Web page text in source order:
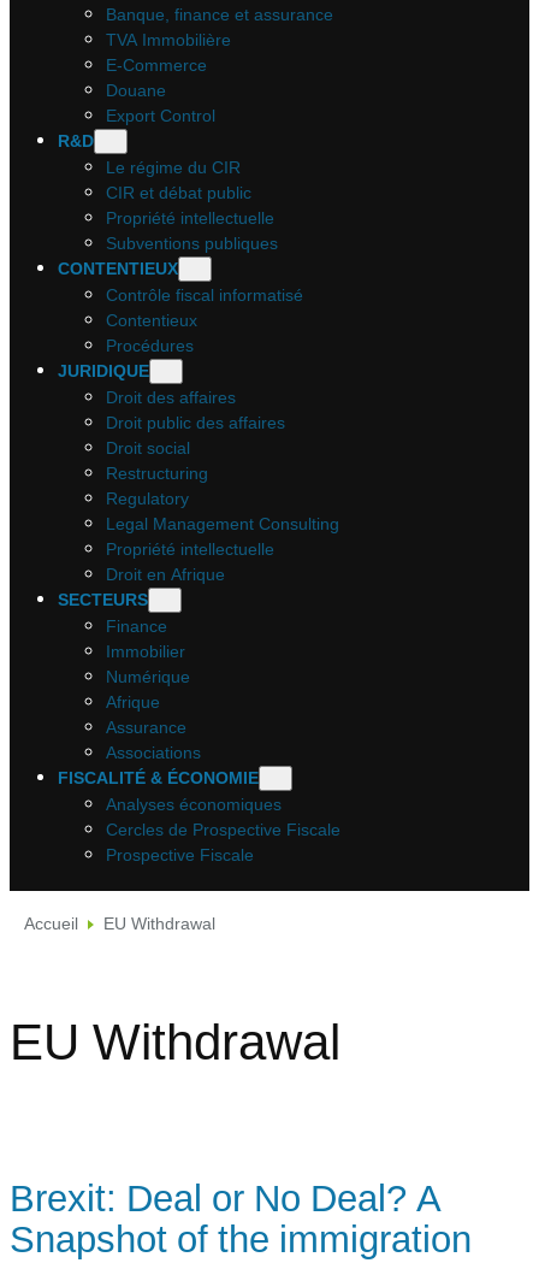
Banque, finance et assurance
TVA Immobilière
E-Commerce
Douane
Export Control
R&D
Le régime du CIR
CIR et débat public
Propriété intellectuelle
Subventions publiques
CONTENTIEUX
Contrôle fiscal informatisé
Contentieux
Procédures
JURIDIQUE
Droit des affaires
Droit public des affaires
Droit social
Restructuring
Regulatory
Legal Management Consulting
Propriété intellectuelle
Droit en Afrique
SECTEURS
Finance
Immobilier
Numérique
Afrique
Assurance
Associations
FISCALITÉ & ÉCONOMIE
Analyses économiques
Cercles de Prospective Fiscale
Prospective Fiscale
Accueil EU Withdrawal
EU Withdrawal
Brexit: Deal or No Deal? A
Snapshot of the immigration